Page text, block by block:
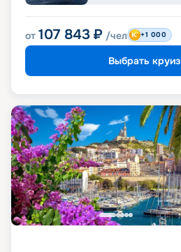
от 107 843 ₽ /чел +1 000
Выбрать круиз